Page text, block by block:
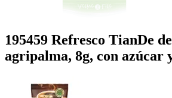
195459 Refresco TianDe
agripalma, 8g, con azúcar